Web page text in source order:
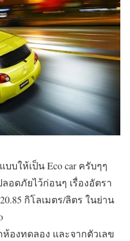
บให้เป็น Eco car ครับๆๆ
ดภัยไว้ก่อนๆ เรื่องอัตรา
กิโลเมตร/ลิตร ในย่าน
องทดลอง และจากตัวเลข